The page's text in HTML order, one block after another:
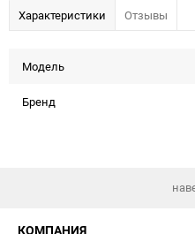
Характеристики Отзывы
Модель
Бренд
КОМПАНИЯ